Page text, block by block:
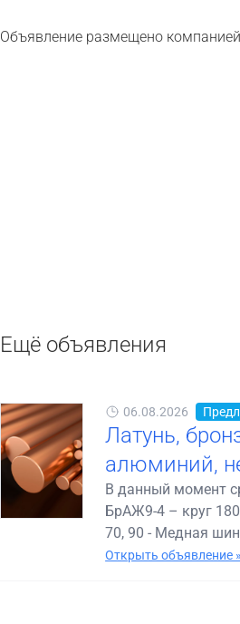
Объявление размещено
Ещё объявления
06.08.2026
Латунь,
алюминий,
В данный момент
БрАЖ9-4 – круг
70, 90 - Медная
Открыть объявление »